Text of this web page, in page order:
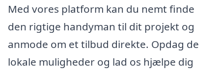
Med vores platform kan du nemt finde
den rigtige handyman til dit projekt og
anmode om et tilbud direkte. Opdag de
lokale muligheder og lad os hjælpe dig